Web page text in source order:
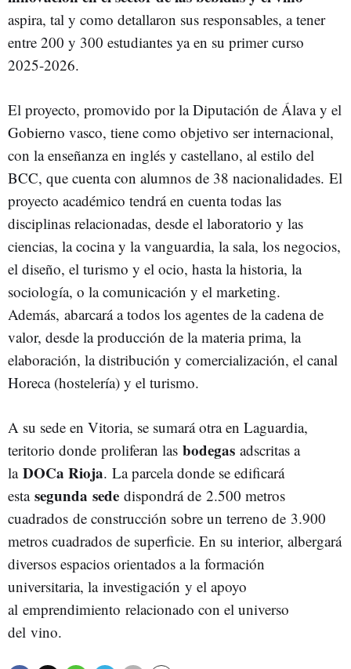
aspira, tal y como detallaron sus responsables, a tener
entre 200 y 300 estudiantes ya en su primer curso
2025-2026.
El proyecto, promovido por la Diputación de Álava y el
Gobierno vasco, tiene como objetivo ser internacional,
con la enseñanza en inglés y castellano, al estilo del
BCC, que cuenta con alumnos de 38 nacionalidades. El
proyecto académico tendrá en cuenta todas las
disciplinas relacionadas, desde el laboratorio y las
ciencias, la cocina y la vanguardia, la sala, los negocios,
el diseño, el turismo y el ocio, hasta la historia, la
sociología, o la comunicación y el marketing.
Además, abarcará a todos los agentes de la cadena de
valor, desde la producción de la materia prima, la
elaboración, la distribución y comercialización, el canal
Horeca (hostelería) y el turismo.
A su sede en Vitoria, se sumará otra en Laguardia,
teritorio donde proliferan las bodegas adscritas a
la DOCa Rioja. La parcela donde se edificará
esta segunda sede dispondrá de 2.500 metros
cuadrados de construcción sobre un terreno de 3.900
metros cuadrados de superficie. En su interior, albergará
diversos espacios orientados a la formación
universitaria, la investigación y el apoyo
al emprendimiento relacionado con el universo
del vino.